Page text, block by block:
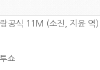
공식 11M (소진, 지윤 역)
쇼